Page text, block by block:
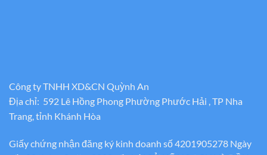
Công ty TNHH XD&CN Quỳnh An
Địa chỉ: 592 Lê Hồng Phong Phường Phước Hải , TP Nha
Trang, tỉnh Khánh Hòa
Giấy chứng nhận đăng ký kinh doanh số 4201905278 Ngày